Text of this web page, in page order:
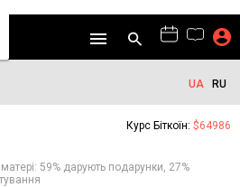
UA RU
Курс Біткоїн: $64986
59% дарують подарунки, 27%